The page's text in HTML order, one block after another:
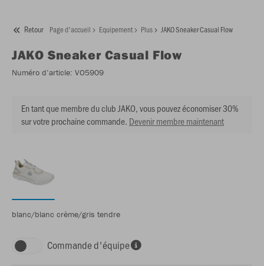
Retour Page d'accueil Equipement Plus JAKO Sneaker Casual Flow
JAKO Sneaker Casual Flow
Numéro d’article: VO5909
En tant que membre du club JAKO, vous pouvez économiser 30%
sur votre prochaine commande. Devenir membre maintenant
blanc/blanc crème/gris tendre
Commande d'équipe